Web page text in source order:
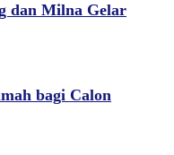
dan Milna Gelar
bagi Calon